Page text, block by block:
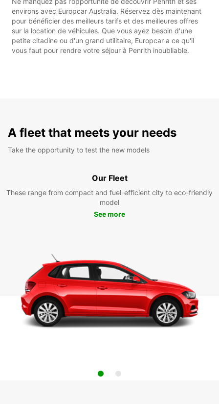
environs avec Europcar Australia. Réservez dès maintenant
pour bénéficier des meilleurs tarifs et des meilleures offres
sur la location de véhicules. Que vous ayez besoin d'une
petite citadine ou d'un grand utilitaire, Europcar a ce qu'il
vous faut pour rendre votre séjour à Penrith inoubliable.
A fleet that meets your needs
Take the opportunity to test the new models
Our Fleet
These range from compact and fuel-efficient city to eco-friendly
model
See more